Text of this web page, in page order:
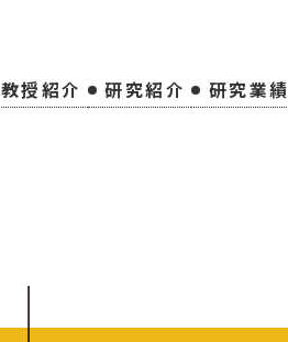
教授紹介 研究紹介 研究業績